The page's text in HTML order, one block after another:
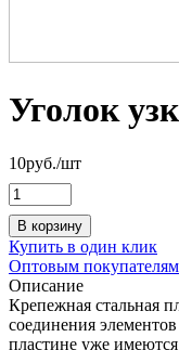
Уголок
10руб./шт
В корзину
Купить в один клик
Оптовым покупателям
Описание
Крепежная стальная
соединения
пластине уже